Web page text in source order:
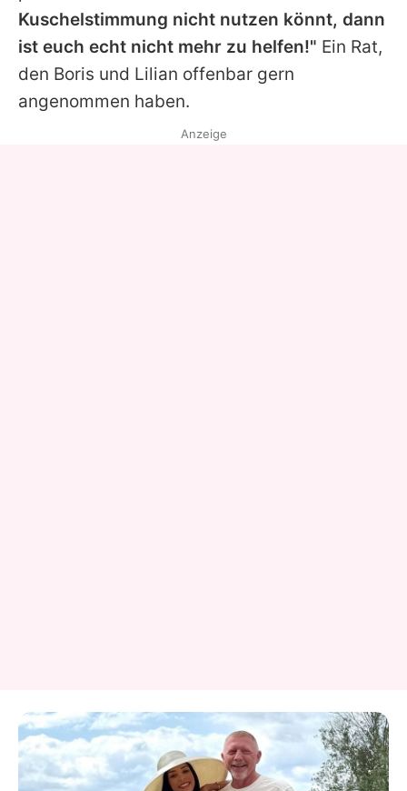
Kuschelstimmung nicht nutzen könnt, dann
ist euch echt nicht mehr zu helfen!" Ein Rat,
den Boris und Lilian offenbar gern
angenommen haben.
Anzeige